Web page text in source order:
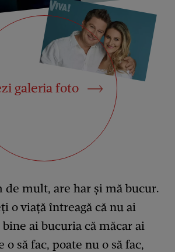
galeria foto
de mult, are har și mă bucur.
o viață întreagă că nu ai
ai bucuria că măcar ai
o să fac, poate nu o să fac,